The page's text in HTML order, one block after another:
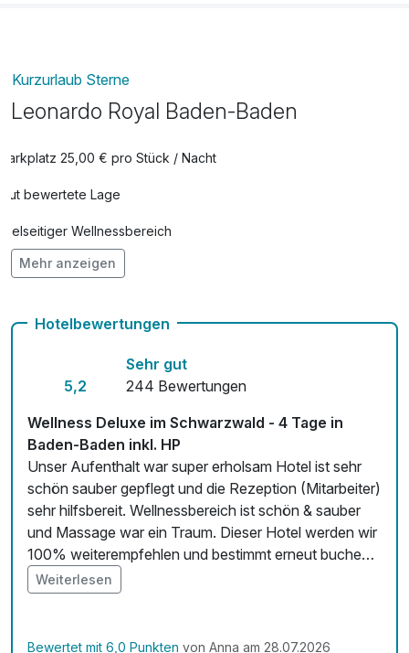
Kurzurlaub Sterne
Leonardo Royal Baden-Baden
Parkplatz 25,00 € pro Stück / Nacht
Gut bewertete Lage
Vielseitiger Wellnessbereich
Hunde im Hotel erlaubt für 15,00 € pro Stück / Tag
Fahrradverleih
Fitnessgeräte stehen bereit
Zimmerservice verfügbar
Mit Hotelbar
Mehr anzeigen
Hotelbewertungen
5,2
Sehr gut
244 Bewertungen
Wellness Deluxe im Schwarzwald - 4 Tage in
Baden-Baden inkl. HP
Unser Aufenthalt war super erholsam Hotel ist sehr
schön sauber gepflegt und die Rezeption (Mitarbeiter)
sehr hilfsbereit. Wellnessbereich ist schön & sauber
und Massage war ein Traum. Dieser Hotel werden wir
100% weiterempfehlen und bestimmt erneut buchen.
Dankeschön ;)
Weiterlesen
Bewertet mit 6,0 Punkten von Anna am 28.07.2026